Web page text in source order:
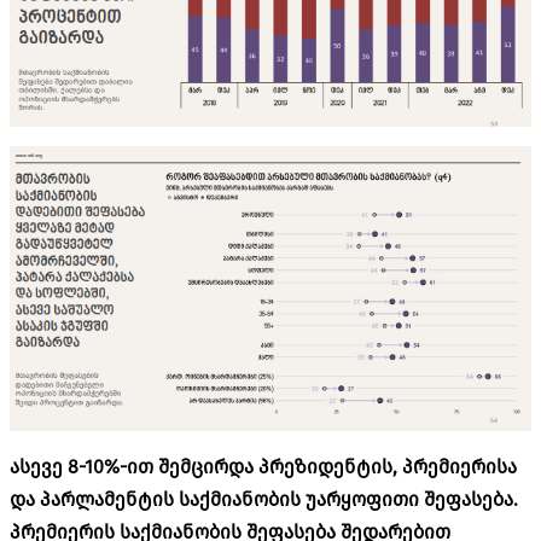
ასევე 8-10%-ით შემცირდა პრეზიდენტის, პრემიერისა
და პარლამენტის საქმიანობის უარყოფითი შეფასება.
პრემიერის საქმიანობის შეფასება შედარებით